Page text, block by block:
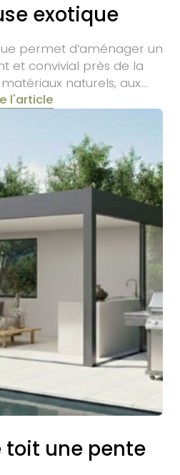
exotique
permet d’aménager un
et convivial près de la
naturels, aux…
l'article
toit une pente